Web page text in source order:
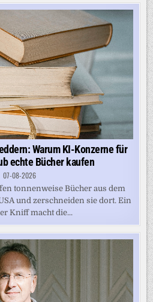
Warum KI-Konzerne für
echte Bücher kaufen
07-08-2026
tonnenweise Bücher aus dem
und zerschneiden sie dort. Ein
Kniff macht die...